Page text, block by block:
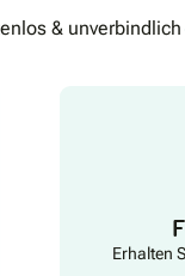
sind wir für Sie
& unverbindlich
Erhalten